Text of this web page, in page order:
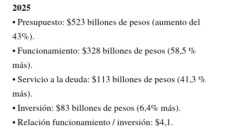
2025
• Presupuesto: $523 billones de pesos (aumento del
43%).
• Funcionamiento: $328 billones de pesos (58,5 %
más).
• Servicio a la deuda: $113 billones de pesos (41,3 %
más).
• Inversión: $83 billones de pesos (6,4% más).
• Relación funcionamiento / inversión: $4,1.